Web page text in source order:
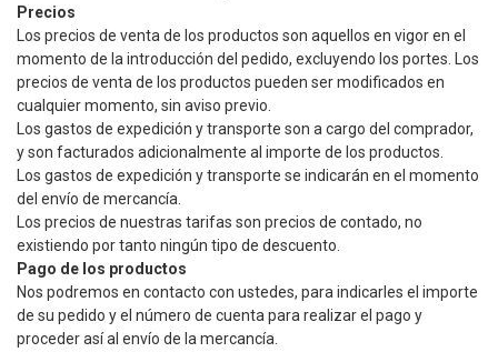
Precios
Los precios de venta de los productos son aquellos en vigor en el
momento de la introducción del pedido, excluyendo los portes. Los
precios de venta de los productos pueden ser modificados en
cualquier momento, sin aviso previo.
Los gastos de expedición y transporte son a cargo del comprador,
y son facturados adicionalmente al importe de los productos.
Los gastos de expedición y transporte se indicarán en el momento
del envío de mercancía.
Los precios de nuestras tarifas son precios de contado, no
existiendo por tanto ningún tipo de descuento.
Pago de los productos
Nos podremos en contacto con ustedes, para indicarles el importe
de su pedido y el número de cuenta para realizar el pago y
proceder así al envío de la mercancía.